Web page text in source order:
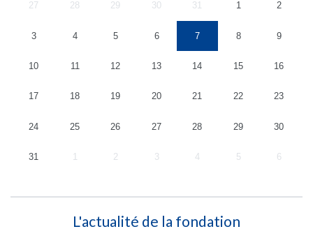
27 28 29 30 31 1 2
3 4 5 6 7 8 9
10 11 12 13 14 15 16
17 18 19 20 21 22 23
24 25 26 27 28 29 30
31 1 2 3 4 5 6
L'actualité de la fondation